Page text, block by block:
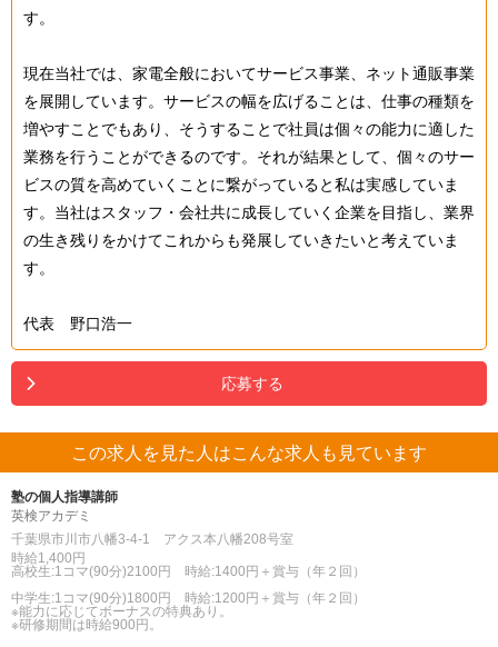
す。
現在当社では、家電全般においてサービス事業、ネット通販事業
を展開しています。サービスの幅を広げることは、仕事の種類を
増やすことでもあり、そうすることで社員は個々の能力に適した
業務を行うことができるのです。それが結果として、個々のサー
ビスの質を高めていくことに繋がっていると私は実感していま
す。当社はスタッフ・会社共に成長していく企業を目指し、業界
の生き残りをかけてこれからも発展していきたいと考えていま
す。
代表 野口浩一
応募する
この求人を見た人はこんな求人も見ています
塾の個人指導講師
英検アカデミ
千葉県市川市八幡3-4-1 アクス本八幡208号室
時給1,400円
高校生:1コマ(90分)2100円 時給:1400円＋賞与（年２回）
中学生:1コマ(90分)1800円 時給:1200円＋賞与（年２回）
※能力に応じてボーナスの特典あり。
※研修期間は時給900円。